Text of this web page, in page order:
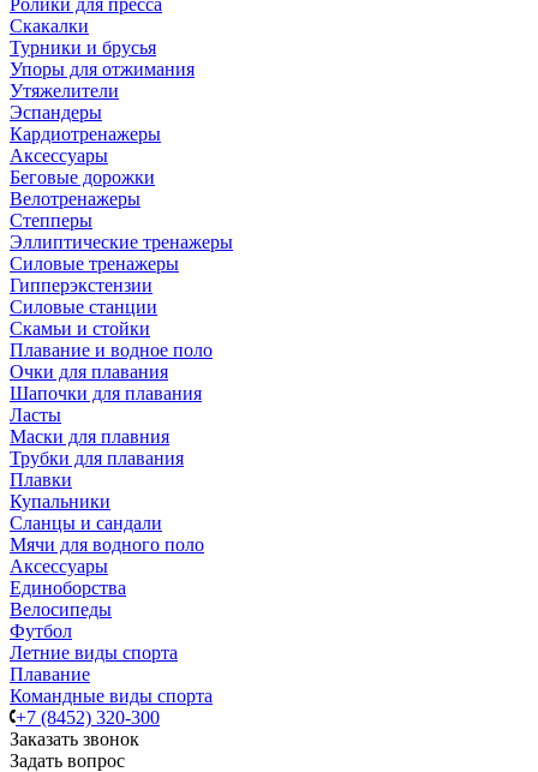
Ролики для пресса
Скакалки
Турники и брусья
Упоры для отжимания
Утяжелители
Эспандеры
Кардиотренажеры
Аксессуары
Беговые дорожки
Велотренажеры
Степперы
Эллиптические тренажеры
Силовые тренажеры
Гипперэкстензии
Силовые станции
Скамьи и стойки
Плавание и водное поло
Очки для плавания
Шапочки для плавания
Ласты
Маски для плавния
Трубки для плавания
Плавки
Купальники
Сланцы и сандали
Мячи для водного поло
Аксессуары
Единоборства
Велосипеды
Футбол
Летние виды спорта
Плавание
Командные виды спорта
+7 (8452) 320-300
Заказать звонок
Задать вопрос